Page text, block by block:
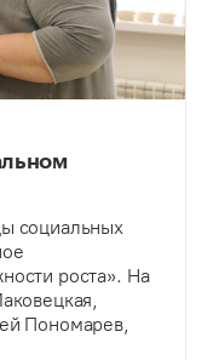
социальных
роста». На
Пономарев,